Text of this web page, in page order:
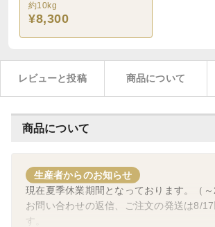
約10kg
¥8,300
レビューと投稿 商品について
商品について
生産者からのお知らせ
現在夏季休業期間となっております。（～
お問い合わせの返信、ご注文の発送は8/
す。